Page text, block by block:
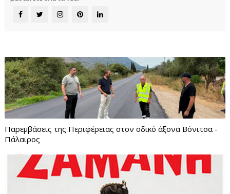
Παρεμβάσεις της Περιφέρειας στον οδικό άξονα Βόνιτσα -
Πάλαιρος